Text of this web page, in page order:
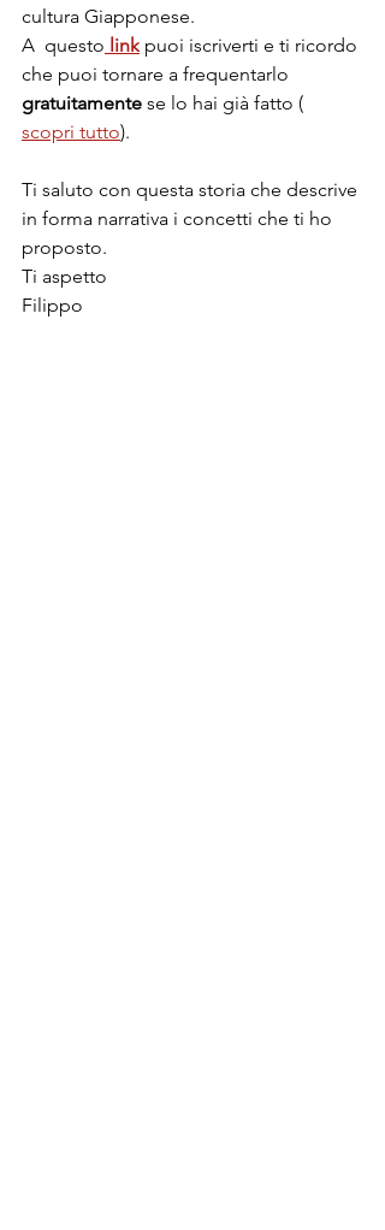
cultura Giapponese.
A  questo link puoi iscriverti e ti ricordo
che puoi tornare a frequentarlo
gratuitamente se lo hai già fatto (
scopri tutto).
Ti saluto con questa storia che descrive
in forma narrativa i concetti che ti ho
proposto.
Ti aspetto
Filippo